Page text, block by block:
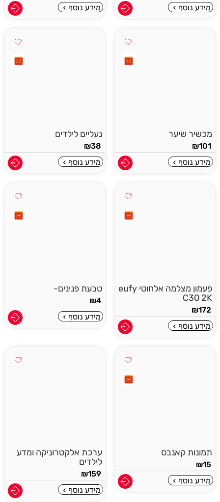
מידע נוסף
מידע נוסף
מכשיר שיער
₪101
מידע נוסף
נעליים לילדים
₪38
מידע נוסף
פעמון מצלמה אלחוטי eufy
C30 2K
₪172
מידע נוסף
טבעת פנינים-
₪4
מידע נוסף
תמונות קאנבס
₪15
מידע נוסף
ערכת אלקטרוניקה ומדע
לילדים
₪159
מידע נוסף